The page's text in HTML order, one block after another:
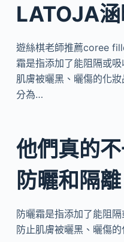
LATOJA
遊絲棋老師推薦coree
霜是指添加了能阻隔或
肌膚被曬黑、曬傷的化
分為…
他們真的
防曬和隔離
防曬霜是指添加了能阻
防止肌膚被曬黑、曬